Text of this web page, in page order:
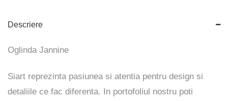
Descriere
Oglinda Jannine
Siart reprezinta pasiunea si atentia pentru design si
detaliile ce fac diferenta. In portofoliul nostru poti